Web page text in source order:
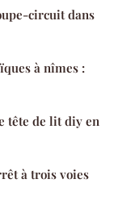
circuit dans
à nîmes :
tête de lit diy en
à trois voies